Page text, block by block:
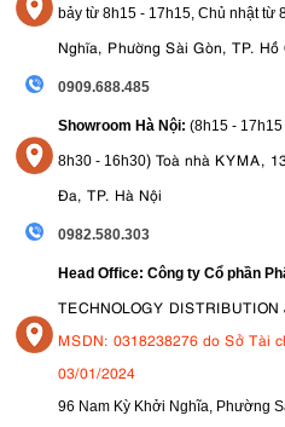
bảy từ 8h15 - 17h15, Chủ nhật từ
Nghĩa, Phường Sài Gòn, TP. Hồ
0909.688.485
Showroom Hà Nội: (8h15 -
8h30 - 16h30) Toà nhà KYMA,
Đa, TP. Hà Nội
0982.580.303
Head Office: Công ty Cổ phần
TECHNOLOGY
MSDN: 0318238276 do Sở Tài
03/01/2024
96 Nam Kỳ Khởi Nghĩa, Phường